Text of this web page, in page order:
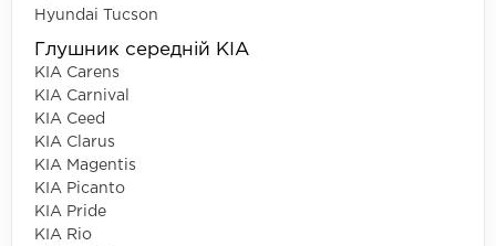
Hyundai Tucson
Глушник середній KIA
KIA Carens
KIA Carnival
KIA Ceed
KIA Clarus
KIA Magentis
KIA Picanto
KIA Pride
KIA Rio